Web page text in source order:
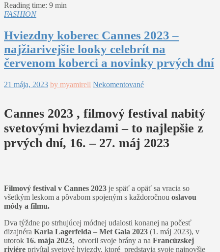
Reading time: 9 min
FASHION
Hviezdny koberec Cannes 2023 –
najžiarivejšie looky celebrít na
červenom koberci a novinky prvých dní
21 mája, 2023 by myamirell Nekomentované
Cannes 2023 , filmový festival nabitý
svetovými hviezdami – to najlepšie z
prvých dní, 16. – 27. máj 2023
Filmový festival v Cannes 2023 je späť a opäť sa vracia so
všetkým leskom a pôvabom spojeným s každoročnou oslavou
módy a filmu.
Dva týždne po strhujúcej módnej udalosti konanej na počesť
dizajnéra Karla Lagerfelda – Met Gala 2023 (1. máj 2023), v
utorok 16. mája 2023, otvoril svoje brány a na Francúzskej
riviére privítal svetové hviezdy, ktoré predstavia svoje najnovšie